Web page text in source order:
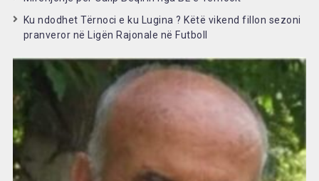
Ku ndodhet Tërnoci e ku Lugina ? Këtë vikend fillon sezoni
pranveror në Ligën Rajonale në Futboll